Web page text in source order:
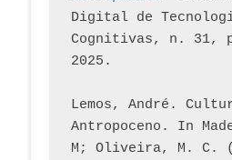
Digital de
Cognitivas, n. 31,
2025.
Lemos, André.
Antropoceno. In
M; Oliveira, M. C.